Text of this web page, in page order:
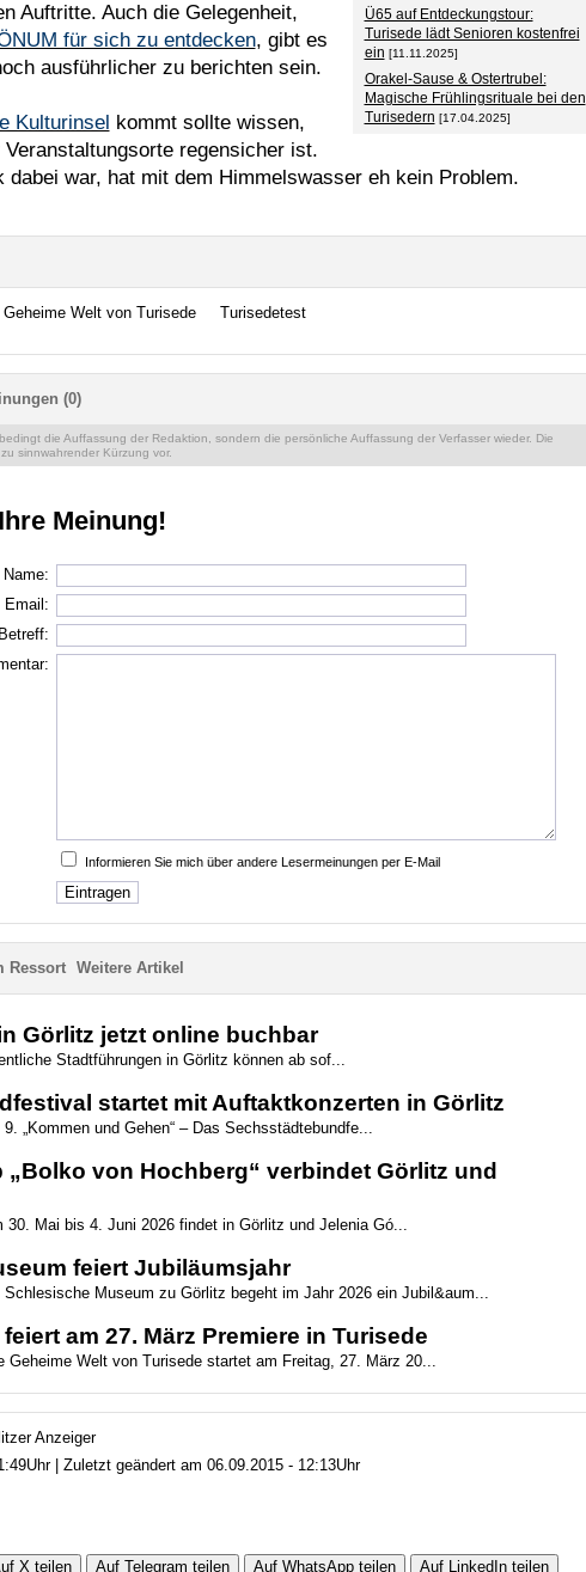
Ü65 auf Entdeckungstour:
Turisede lädt Senioren kostenfrei
ein [11.11.2025]
Orakel-Sause & Ostertrubel:
Magische Frühlingsrituale bei den
Turisedern [17.04.2025]
Auftritte. Auch die Gelegenheit,
für sich zu entdecken, gibt es
ausführlicher zu berichten sein.
Kulturinsel kommt sollte wissen,
regensicher ist.
dabei war, hat mit dem Himmelswasser eh kein Problem.
Geheime Welt von Turisede Turisedetest
(0)
die Auffassung der Redaktion, sondern die persönliche Auffassung der Verfasser wieder. Die
sinnwahrender Kürzung vor.
Meinung!
Name:
Email:
Betreff:
Informieren Sie mich über andere Lesermeinungen per E-Mail
Weitere Artikel
Görlitz jetzt online buchbar
Stadtführungen in Görlitz können ab sof...
startet mit Auftaktkonzerten in Görlitz
„Kommen und Gehen“ – Das Sechsstädtebundfe...
„Bolko von Hochberg“ verbindet Görlitz und
30. Mai bis 4. Juni 2026 findet in Görlitz und Jelenia Gó...
feiert Jubiläumsjahr
Museum zu Görlitz begeht im Jahr 2026 ein Jubil&aum...
am 27. März Premiere in Turisede
Geheime Welt von Turisede startet am Freitag, 27. März 20...
Anzeiger
| Zuletzt geändert am 06.09.2015 - 12:13Uhr
X teilen Auf Telegram teilen Auf WhatsApp teilen Auf LinkedIn teilen